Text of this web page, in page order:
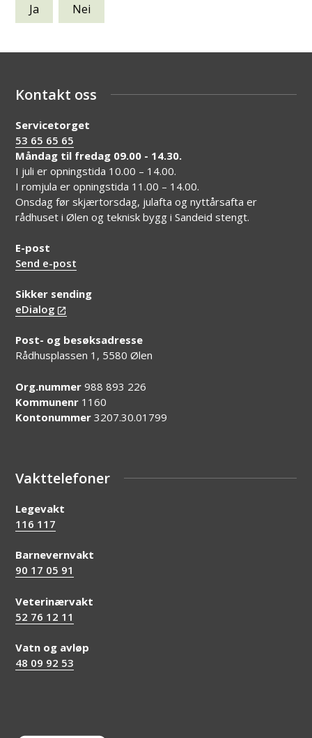
Ja Nei
Kontakt oss
Servicetorget
53 65 65 65
Måndag til fredag 09.00 - 14.30.
I juli er opningstida 10.00 – 14.00.
I romjula er opningstida 11.00 – 14.00.
Onsdag før skjærtorsdag, julafta og nyttårsafta er
rådhuset i Ølen og teknisk bygg i Sandeid stengt.
E-post
Send e-post
Sikker sending
eDialog
Post- og besøksadresse
Rådhusplassen 1, 5580 Ølen
Org.nummer988 893 226
Kommunenr 1160
Kontonummer3207.30.01799
Vakttelefoner
Legevakt
116 117
Barnevernvakt
90 17 05 91
Veterinærvakt
52 76 12 11
Vatn og avløp
48 09 92 53